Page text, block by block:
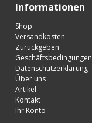
Informationen
Shop
Versandkosten
Zurückgeben
Geschäftsbedingungen
Datenschutzerklärung
Über uns
Artikel
Kontakt
Ihr Konto